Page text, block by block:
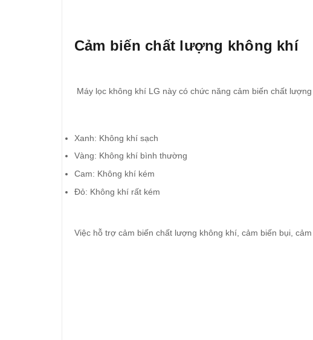
Cảm biến chất lượng không khí
Máy lọc không khí LG này có chức năng cảm biến chất
Xanh: Không khí sạch
Vàng: Không khí bình thường
Cam: Không khí kém
Đỏ: Không khí rất kém
Việc hỗ trợ cảm biến chất lượng không khí, cảm biến bụi,